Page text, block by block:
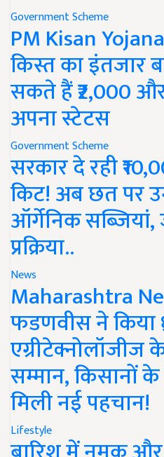
Government Scheme
PM Kisan
किस्त का इंतजार
सकते हैं ₹2,000
अपना स्टेटस
Government Scheme
सरकार दे रही
किट! अब छत पर
ऑर्गेनिक
प्रक्रिया..
News
Maharashtra
फडणवीस ने किया
एग्रीटेक्नोलॉजीज
सम्मान, किसानों
मिली नई पहचान!
Lifestyle